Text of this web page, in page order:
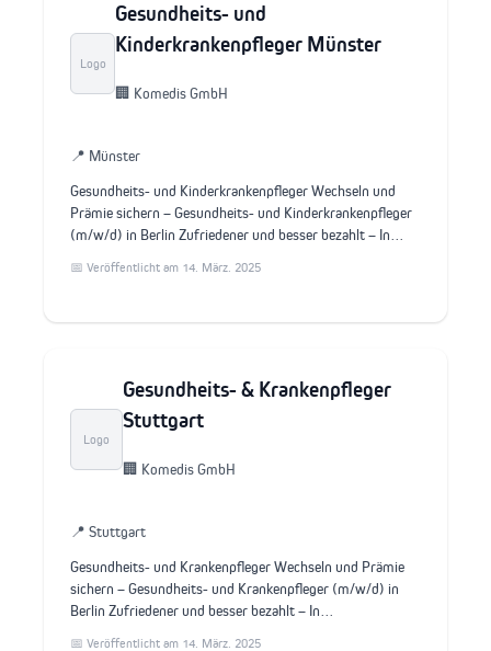
Logo
Gesundheits- und
Kinderkrankenpfleger Münster
🏢 Komedis GmbH
📍 Münster
Gesundheits- und Kinderkrankenpfleger Wechseln und
Prämie sichern – Gesundheits- und Kinderkrankenpfleger
(m/w/d) in Berlin Zufriedener und besser bezahlt – In…
📅 Veröffentlicht am 14. März. 2025
Logo
Gesundheits- & Krankenpfleger
Stuttgart
🏢 Komedis GmbH
📍 Stuttgart
Gesundheits- und Krankenpfleger Wechseln und Prämie
sichern – Gesundheits- und Krankenpfleger (m/w/d) in
Berlin Zufriedener und besser bezahlt – In…
📅 Veröffentlicht am 14. März. 2025